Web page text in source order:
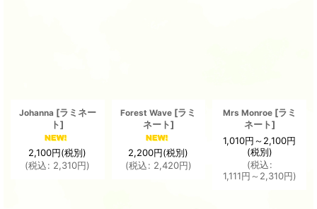
Johanna [ラミネー
ト]
2,100円(税別)
(税込: 2,310円)
Forest Wave [ラミ
ネート]
2,200円(税別)
(税込: 2,420円)
Mrs Monroe [ラミ
ネート]
1,010円～2,100円
(税別)
(税込:
1,111円 ～2,310円)